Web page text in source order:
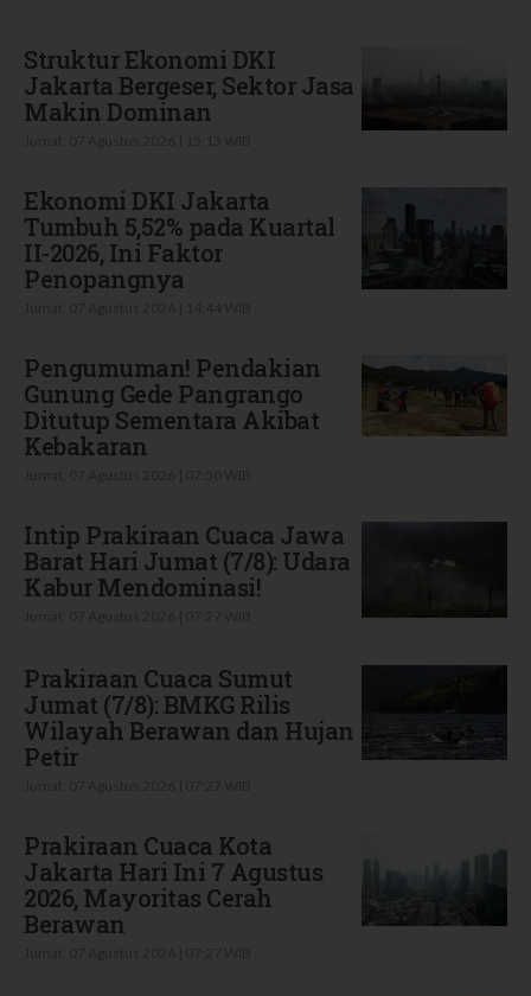
Struktur Ekonomi DKI
Jakarta Bergeser, Sektor Jasa
Makin Dominan
Ekonomi DKI Jakarta
Tumbuh 5,52% pada Kuartal
II-2026, Ini Faktor
Penopangnya
Pengumuman! Pendakian
Gunung Gede Pangrango
Ditutup Sementara Akibat
Kebakaran
Intip Prakiraan Cuaca Jawa
Barat Hari Jumat (7/8): Udara
Kabur Mendominasi!
Prakiraan Cuaca Sumut
Jumat (7/8): BMKG Rilis
Wilayah Berawan dan Hujan
Petir
Prakiraan Cuaca Kota
Jakarta Hari Ini 7 Agustus
2026, Mayoritas Cerah
Berawan